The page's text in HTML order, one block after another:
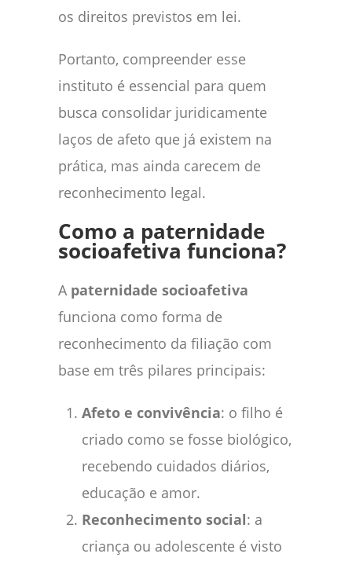
os direitos previstos em lei.
Portanto, compreender esse
instituto é essencial para quem
busca consolidar juridicamente
laços de afeto que já existem na
prática, mas ainda carecem de
reconhecimento legal.
Como a paternidade
socioafetiva funciona?
A paternidade socioafetiva
funciona como forma de
reconhecimento da filiação com
base em três pilares principais:
Afeto e convivência: o filho é
criado como se fosse biológico,
recebendo cuidados diários,
educação e amor.
Reconhecimento social: a
criança ou adolescente é visto